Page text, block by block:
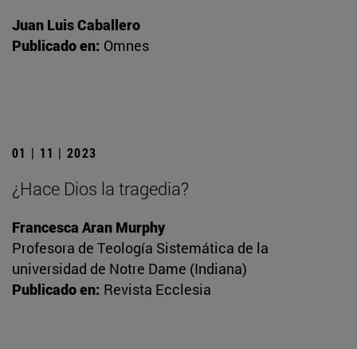
Juan Luis Caballero
Publicado en: Omnes
01 | 11 | 2023
¿Hace Dios la tragedia?
Francesca Aran Murphy
Profesora de Teología Sistemática de la
universidad de Notre Dame (Indiana)
Publicado en: Revista Ecclesia